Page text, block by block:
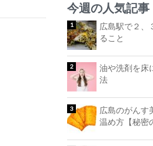
今週の人気記事
広島駅で２
ること
油や洗剤を床
法
広島のがんす
温め方【秘密